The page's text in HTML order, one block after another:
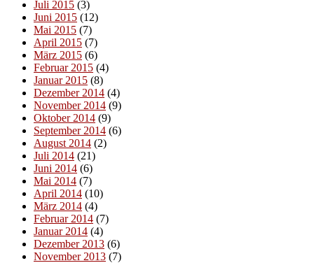
Juli 2015 (3)
Juni 2015 (12)
Mai 2015 (7)
April 2015 (7)
März 2015 (6)
Februar 2015 (4)
Januar 2015 (8)
Dezember 2014 (4)
November 2014 (9)
Oktober 2014 (9)
September 2014 (6)
August 2014 (2)
Juli 2014 (21)
Juni 2014 (6)
Mai 2014 (7)
April 2014 (10)
März 2014 (4)
Februar 2014 (7)
Januar 2014 (4)
Dezember 2013 (6)
November 2013 (7)